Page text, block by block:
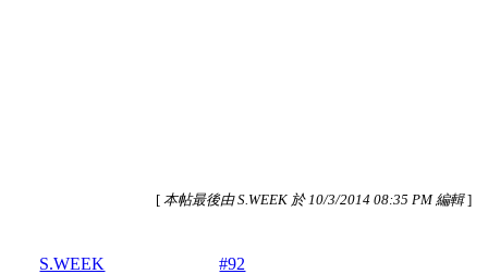
[ 本帖最後由 S.WEEK 於 10/3/2014 08:35 PM 編輯]
S.WEEK
#92